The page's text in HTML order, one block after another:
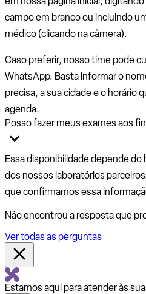
campo em branco ou incluindo
médico (clicando na câmera).
Caso preferir, nosso time pode
WhatsApp. Basta informar o
precisa, a sua cidade e o horário
agenda.
Posso fazer meus exames aos
Essa disponibilidade depende
dos nossos laboratórios
que confirmamos essa
Não encontrou a resposta que
Ver todas as perguntas
Estamos aqui para atender às